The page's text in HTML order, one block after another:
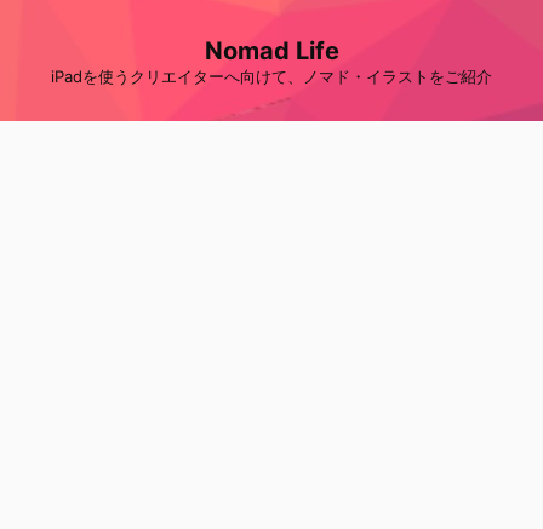
Nomad Life
iPadを使うクリエイターへ向けて、ノマド・イラストをご紹介